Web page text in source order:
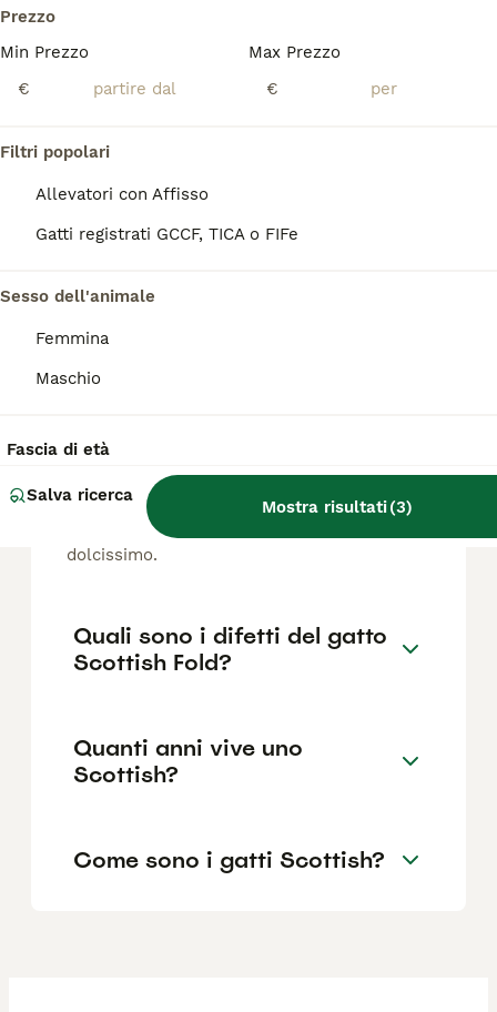
Prezzo
Min Prezzo
€
Max Prezzo
€
Filtri popolari
Allevatori con Affisso
Gatti registrati GCCF, TICA o FIFe
Sesso dell'animale
Femmina
Maschio
Fascia di età
Salva ricerca
Mostra risultati(3)
Gattini scottish fold, scottish straight
Canepina (125.7km)
FAQ
Scottish?
Un esemplare di Scottish Fold di razza può
costare intorno ai 1.000 euro. La razza è
molto apprezzata per il suo aspetto
dolcissimo.
Quali sono i difetti del gatto
Scottish Fold?
Quanti anni vive uno
Scottish?
Come sono i gatti Scottish?